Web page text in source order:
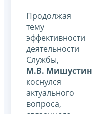
Продолжая
тему
эффективности
деятельности
Службы,
М.В. Мишустин
коснулся
актуального
вопроса,